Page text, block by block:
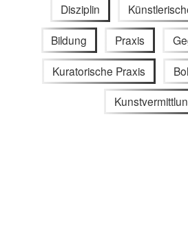
Disziplin
Bildung Praxis
Kuratorische Praxis